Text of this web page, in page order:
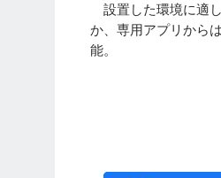
設置した環境に適
か、専用アプリから
能。